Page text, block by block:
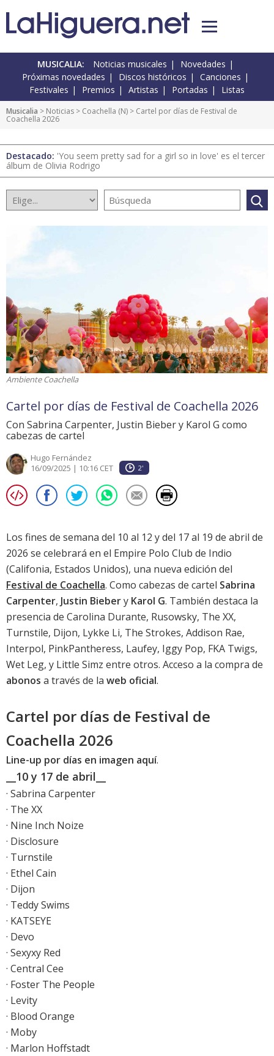
MUSICALIA: Noticias musicales
Novedades
Próximas novedades
Discos históricos
Canciones
Festivales
Premios Artistas Portadas Listas
Musicalia > Noticias > Coachella (N) > Cartel por días de Festival de
Coachella 2026
Destacado: 'You seem pretty sad for a girl so in love' es el tercer
álbum de Olivia Rodrigo
Ambiente Coachella
Cartel por días de Festival de Coachella 2026
Con Sabrina Carpenter, Justin Bieber y Karol G como
cabezas de cartel
Hugo Fernández
16/09/2025 | 10:16 CET
2'
Los fines de semana del 10 al 12 y del 17 al 19 de abril de
2026 se celebrará en el Empire Polo Club de Indio
(Califonia, Estados Unidos), una nueva edición del
Festival de Coachella. Como cabezas de cartel Sabrina
Carpenter, Justin Biebery Karol G. También destaca la
presencia de Carolina Durante, Rusowsky, The XX,
Turnstile, Dijon, Lykke Li, The Strokes, Addison Rae,
Interpol, PinkPantheress, Laufey, Iggy Pop, FKA Twigs,
Wet Leg, y Little Simz entre otros. Acceso a la compra de
abonos a través de la web oficial.
Cartel por días de Festival de
Coachella 2026
Line-up por días en imagen aquí.
__10 y 17 de abril__
· Sabrina Carpenter
· The XX
· Nine Inch Noize
· Disclosure
· Turnstile
· Ethel Cain
· Dijon
· Teddy Swims
· KATSEYE
· Devo
· Sexyxy Red
· Central Cee
· Foster The People
· Levity
· Blood Orange
· Moby
· Marlon Hoffstadt